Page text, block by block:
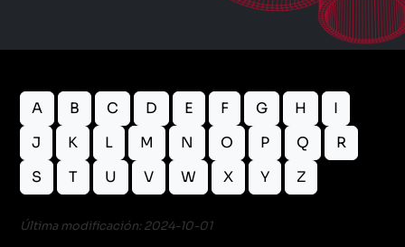
A B C D E F G H
I
J
K L M N O P Q
R
S
T U V W X Y Z
Última modificación: 2024-10-01